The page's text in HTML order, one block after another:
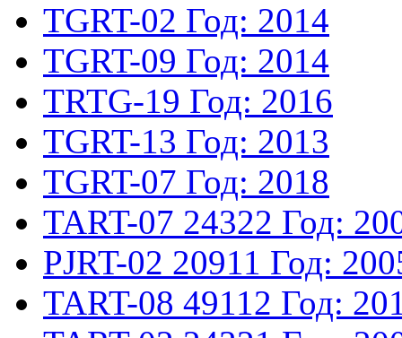
TGRT-02 Год: 2014
TGRT-09 Год: 2014
TRTG-19 Год: 2016
TGRT-13 Год: 2013
TGRT-07 Год: 2018
TART-07 24322 Год:
PJRT-02 20911 Год:
TART-08 49112 Год: